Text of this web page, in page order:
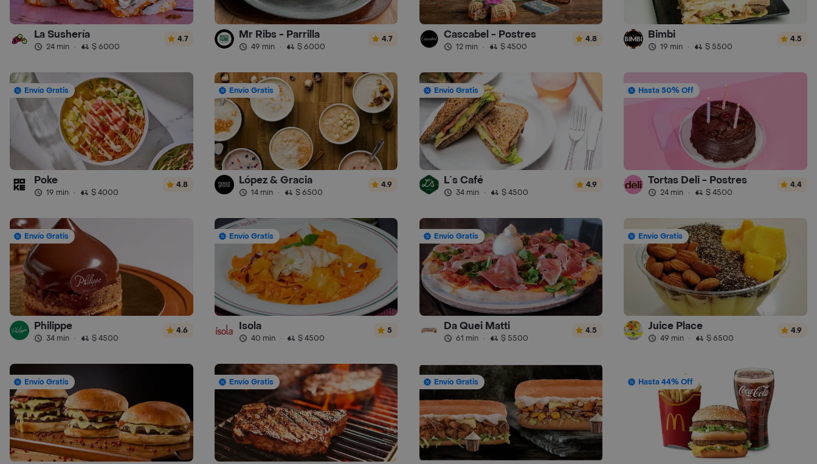
La Sushería
24 min · $ 6000
4.7 Mr Ribs - Parrilla
49 min · $ 6000
4.7 Cascabel - Postres
12 min · $ 4500
4.8 Bimbi
19 min · $ 5500
4.5
Envío Gratis
Poke
19 min · $ 4000
4.8
Envío Gratis
López & Gracia
14 min · $ 6500
4.9
Envío Gratis
L´s Café
34 min · $ 4500
4.9
Hasta 50% Off
Tortas Deli - Postres
24 min · $ 4500
4.4
Envío Gratis
Philippe
34 min · $ 4500
4.6
Envío Gratis
Isola
40 min · $ 4500
5
Envío Gratis
Da Quei Matti
61 min · $ 5500
4.5
Envío Gratis
Juice Place
49 min · $ 6500
4.9
Envío Gratis Envío Gratis Envío Gratis Hasta 44% Off